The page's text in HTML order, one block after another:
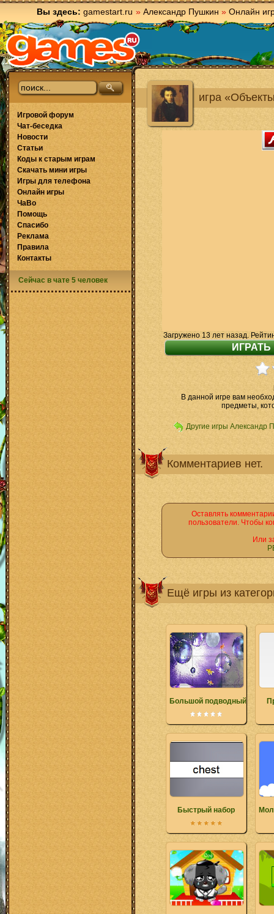
Вы здесь: gamestart.ru » Александр Пушкин » Онлайн
игра
Загружено 13 лет назад.
В данной игре вам
предметы,
Другие игры Александр
Комментариев нет.
Оставлять
пользователи. Чтобы
Или
Ещё игры из
Большой подводный мир
Быстрый набор
Игровой форум
Чат-беседка
Новости
Статьи
Коды к старым играм
Скачать мини игры
Игры для телефона
Онлайн игры
ЧаВо
Помощь
Спасибо
Реклама
Правила
Контакты
Сейчас в чате 5 человек